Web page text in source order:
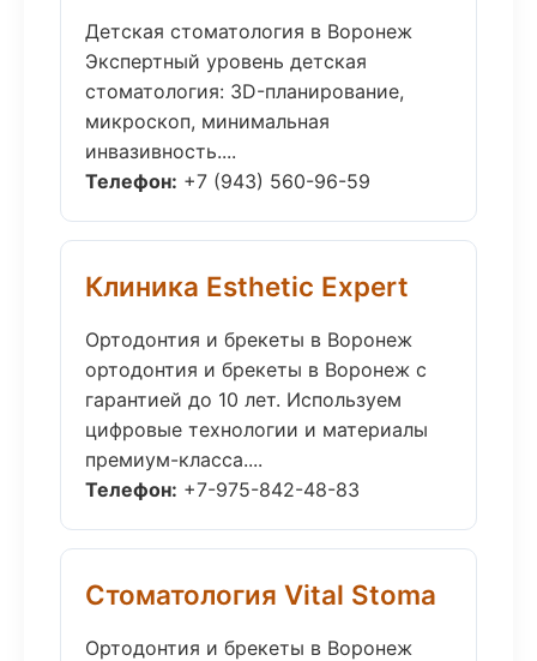
Детская стоматология в Воронеж
Экспертный уровень детская
стоматология: 3D-планирование,
микроскоп, минимальная
инвазивность....
Телефон: +7 (943) 560-96-59
Клиника Esthetic Expert
Ортодонтия и брекеты в Воронеж
ортодонтия и брекеты в Воронеж с
гарантией до 10 лет. Используем
цифровые технологии и материалы
премиум-класса....
Телефон: +7-975-842-48-83
Стоматология Vital Stoma
Ортодонтия и брекеты в Воронеж